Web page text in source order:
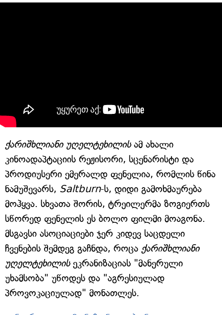
ქარიშხლიანი უღელტეხილისამ ახალი
კინოადაპტაციის რეჟისორი, სცენარისტი და
პროდიუსერი ემერალდ ფენელია, რომლის წინა
ნამუშევარს, Saltburn-ს, დიდი გამოხმაურება
მოჰყვა. სხვათა შორის, ტრეილერმა ზოგიერთს
სწორედ ფენელის ეს ბოლო ფილმი მოაგონა.
მსგავსი ასოციაციები ჯერ კიდევ საცდელი
ჩვენების შემდეგ გაჩნდა, როცა ქარიშხლიანი
უღელტეხილისეკრანიზაციას "მანერული
უხამსობა" უწოდეს და "აგრესიულად
პროვოკაციულად" მონათლეს.